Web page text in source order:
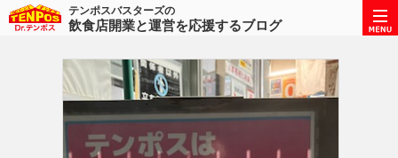
テンポスバスターズの
飲食店開業と運営を応援するブログ